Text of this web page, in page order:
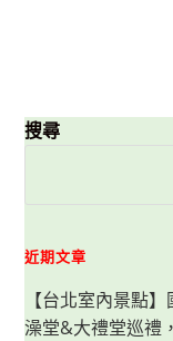
搜尋
近期文章
【台北室內景點
澡堂&大禮堂巡禮